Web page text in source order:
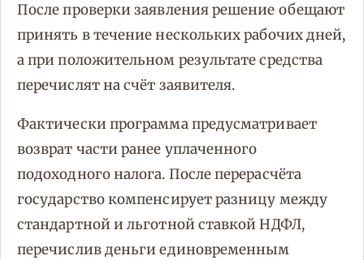
После проверки заявления решение обещают
принять в течение нескольких рабочих дней,
а при положительном результате средства
перечислят на счёт заявителя.
Фактически программа предусматривает
возврат части ранее уплаченного
подоходного налога. После перерасчёта
государство компенсирует разницу между
стандартной и льготной ставкой НДФЛ,
перечислив деньги единовременным